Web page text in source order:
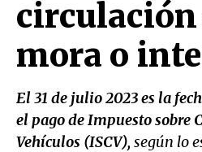
mora o
El 31 de julio 2023 es la
el pago de Impuesto sobre
Vehículos (ISCV), según lo